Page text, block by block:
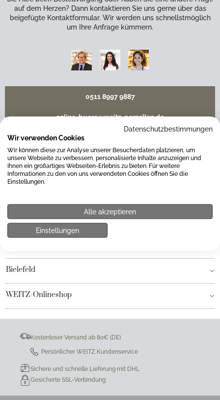
auf dem Herzen? Dann kontaktieren Sie uns gerne über das
beigefügte Kontaktformular. Wir werden uns schnellstmöglich
um Ihre Anfrage kümmern.
0511 8997 9887
online-buero@weitz-porzellan.de
Unsere Häuser
Hamburg am Neuen Wall
Bielefeld
WEITZ-Onlineshop
Kostenloser Versand ab 80€ (DE)
Persönlicher WEITZ Kundenservice
Sichere und schnelle Lieferung mit DHL
Gesicherte SSL-Verbindung
Datenschutzbestimmungen
Wir verwenden Cookies
Wir können diese zur Analyse unserer Besucherdaten platzieren, um
unsere Webseite zu verbessern, personalisierte Inhalte anzuzeigen und
Ihnen ein großartiges Webseiten-Erlebnis zu bieten. Für weitere
Informationen zu den von uns verwendeten Cookies öffnen Sie die
Einstellungen.
Alle akzeptieren
Einstellungen